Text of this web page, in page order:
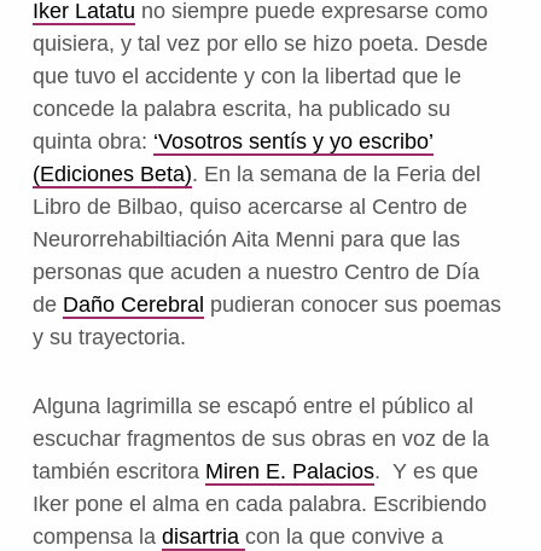
Iker Latatu no siempre puede expresarse como
quisiera, y tal vez por ello se hizo poeta. Desde
que tuvo el accidente y con la libertad que le
concede la palabra escrita, ha publicado su
quinta obra: ‘Vosotros sentís y yo escribo’
(Ediciones Beta). En la semana de la Feria del
Libro de Bilbao, quiso acercarse al Centro de
Neurorrehabiltiación Aita Menni para que las
personas que acuden a nuestro Centro de Día
de Daño Cerebral pudieran conocer sus poemas
y su trayectoria.
Alguna lagrimilla se escapó entre el público al
escuchar fragmentos de sus obras en voz de la
también escritora Miren E. Palacios. Y es que
Iker pone el alma en cada palabra. Escribiendo
compensa la disartria con la que convive a